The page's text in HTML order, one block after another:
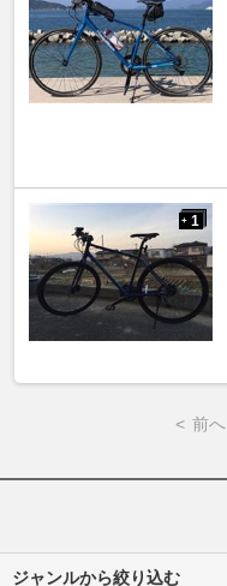
+ 1
< 前へ
ジャンルから絞り込む